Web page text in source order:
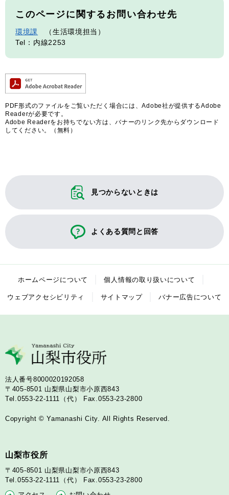
このページに関するお問い合わせ先
環境課
生活環境担当
Tel：内線2253
PDF形式のファイルをご覧いただく場合には、Adobe社が提供するAdobe
Readerが必要です。
Adobe Readerをお持ちでない方は、バナーのリンク先からダウンロード
してください。（無料）
見つからないときは
よくある質問と回答
ホームページについて 個人情報の取り扱いについて
ウェブアクセシビリティ サイトマップ バナー広告について
法人番号8000020192058
〒405-8501 山梨県山梨市小原西843
Tel.0553-22-1111（代）
Fax.0553-23-2800
Copyright © Yamanashi City. All Rights Reserved.
山梨市役所
〒405-8501 山梨県山梨市小原西843
Tel.0553-22-1111（代）
Fax.0553-23-2800